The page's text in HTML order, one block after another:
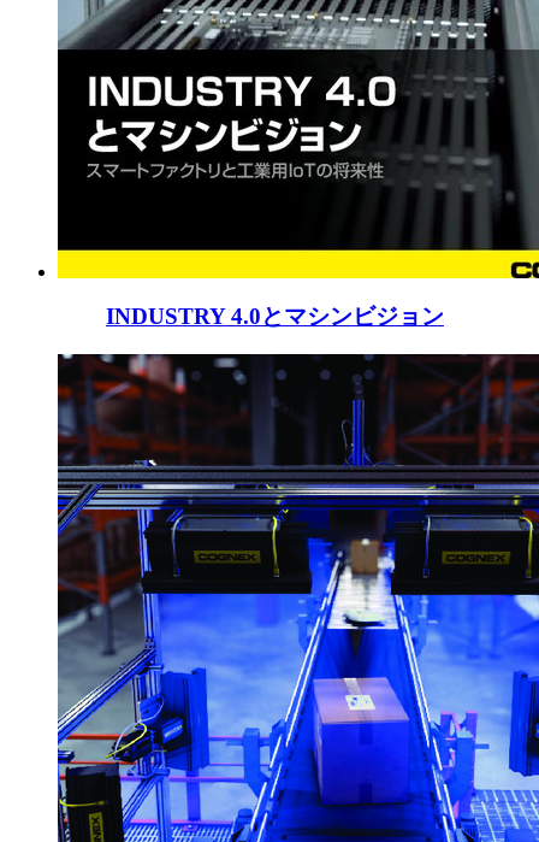
INDUSTRY 4.0とマシンビジョン